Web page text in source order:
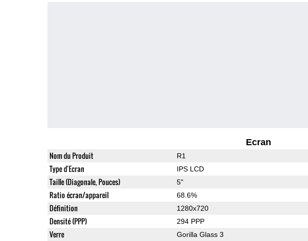
Ecran
Nom du Produit R1
Type d'Ecran IPS LCD
Taille (Diagonale, Pouces) 5"
Ratio écran/appareil 68.6%
Définition 1280x720
Densité (PPP) 294 PPP
Verre Gorilla Glass 3